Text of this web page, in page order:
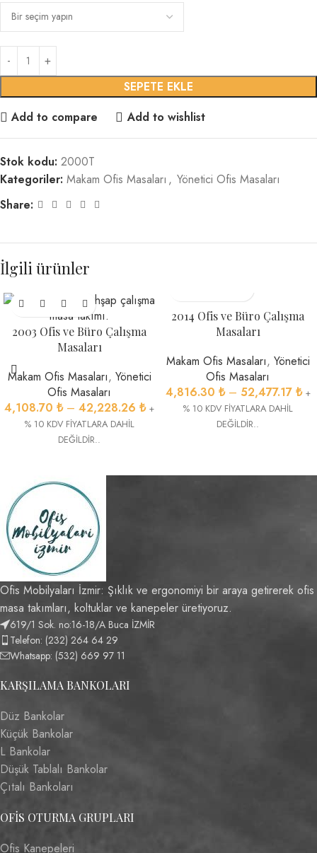
SEPETE EKLE
Add to compare
Add to wishlist
Stok kodu: 2000T
Kategoriler: Makam Ofis Masaları , Yönetici Ofis Masaları
Share:
İlgili ürünler
2003 Ofis ve Büro Çalışma
Masaları
Makam Ofis Masaları, Yönetici
Ofis Masaları
4,108.70 ₺ – 42,228.26 ₺ +
% 10 KDV FİYATLARA DAHİL
DEĞİLDİR..
2014 Ofis ve Büro Çalışma
Masaları
Makam Ofis Masaları, Yönetici
Ofis Masaları
4,816.30 ₺ – 52,477.17 ₺ +
% 10 KDV FİYATLARA DAHİL
DEĞİLDİR..
Ofis Mobilyaları İzmir: Şıklık ve ergonomiyi bir araya getirerek ofis
masa takımları, koltuklar ve kanepeler üretiyoruz.
619/1 Sok. no:16-18/A Buca İZMİR
Telefon: (232) 264 64 29
Whatsapp: (532) 669 97 11
KARŞILAMA BANKOLARI
Düz Bankolar
Küçük Bankolar
L Bankolar
Düşük Tablalı Bankolar
Çıtalı Bankoları
OFIS OTURMA GRUPLARI
Ofis Kanepeleri